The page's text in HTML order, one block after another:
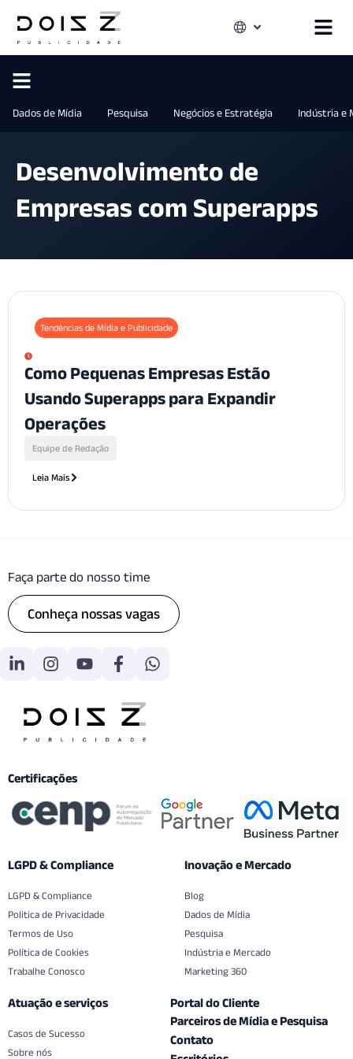
Dados de Mídia Pesquisa Negócios e Estratégia Indústria e
Desenvolvimento de
Empresas com Superapps
Tendências de Mídia e Publicidade
Como Pequenas Empresas Estão
Usando Superapps para Expandir
Operações
Equipe de Redação
Leia Mais
Faça parte do nosso time
Conheça nossas vagas
Certificações
LGPD & Compliance
LGPD & Compliance
Politica de Privacidade
Termos de Uso
Política de Cookies
Trabalhe Conosco
Inovação e Mercado
Blog
Dados de Mídia
Pesquisa
Indústria e Mercado
Marketing 360
Atuação e serviços
Casos de Sucesso
Sobre nós
Portal do Cliente
Parceiros de Mídia e Pesquisa
Contato